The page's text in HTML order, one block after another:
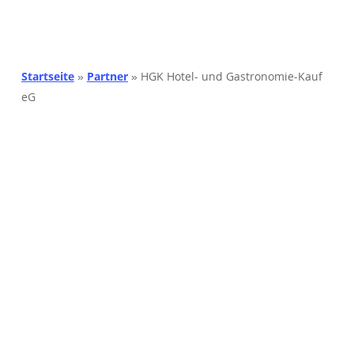
Startseite» Partner» HGK Hotel- und Gastronomie-Kauf
eG